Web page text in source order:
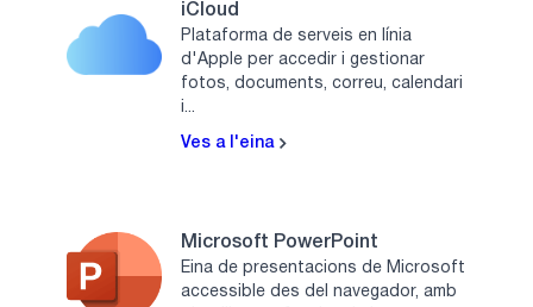
iCloud
Plataforma de serveis en línia
d'Apple per accedir i gestionar
fotos, documents, correu, calendari
i...
Ves a l'eina
Microsoft PowerPoint
Eina de presentacions de Microsoft
accessible des del navegador, amb